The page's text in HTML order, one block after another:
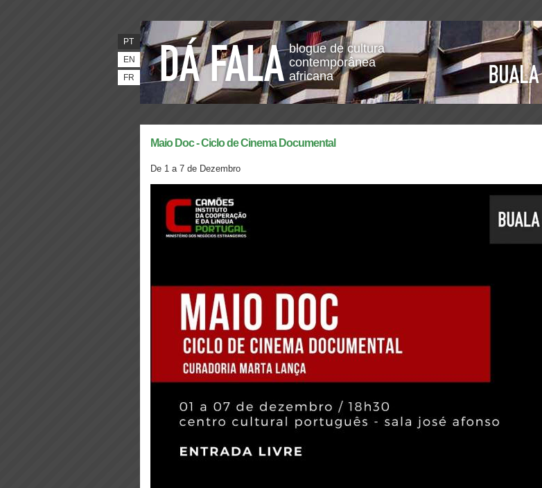
blogue de cultura
contemporânea
africana
PT
EN
FR
Maio Doc - Ciclo de Cinema Documental
De 1 a 7 de Dezembro